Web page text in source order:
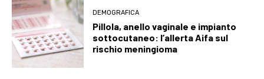
DEMOGRAFICA
Pillola, anello vaginale e impianto
sottocutaneo: l’allerta Aifa sul
rischio meningioma